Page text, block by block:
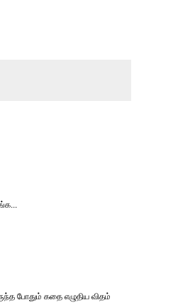
போதும் கதை எழுதிய விதம்